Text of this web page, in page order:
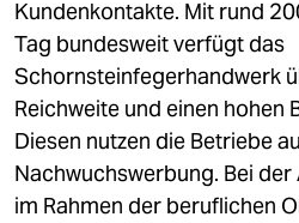
Kundenkontakte. Mit rund
Tag bundesweit verfügt das
Schornsteinfegerhandwerk
Reichweite und einen hohen
Diesen nutzen die Betriebe
Nachwuchswerbung. Bei
im Rahmen der beruflichen